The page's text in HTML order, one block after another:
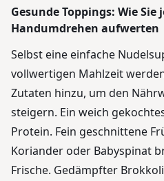
Gesunde Toppings: Wie Sie
Handumdrehen aufwerten
Selbst eine einfache
vollwertigen Mahlzeit
Zutaten hinzu, um den
steigern. Ein weich
Protein. Fein geschnittene
Koriander oder Babyspinat
Frische. Gedämpfter